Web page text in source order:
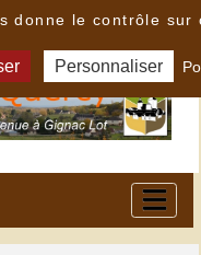
donne le contrôle sur
Personnaliser